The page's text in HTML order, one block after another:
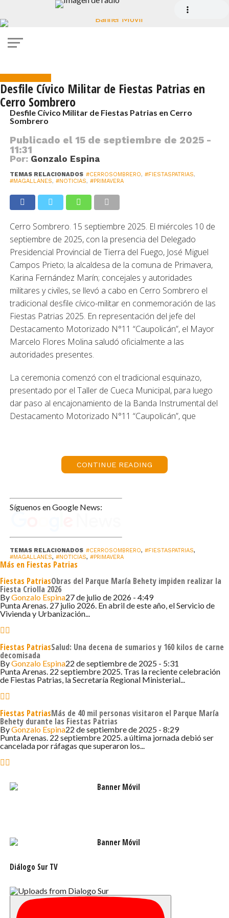
Desfile Cívico Militar de Fiestas Patrias en
Cerro Sombrero
Desfile Cívico Militar de Fiestas Patrias en Cerro
Sombrero
Publicado el 15 de septiembre de 2025 -
11:31
Por: Gonzalo Espina
TEMAS RELACIONADOS #CERROSOMBRERO, #FIESTASPATRIAS,
#MAGALLANES, #NOTICIAS, #PRIMAVERA
Cerro Sombrero. 15 septiembre 2025. El miércoles 10 de
septiembre de 2025, con la presencia del Delegado
Presidencial Provincial de Tierra del Fuego, José Miguel
Campos Prieto; la alcaldesa de la comuna de Primavera,
Karina Fernández Marín; concejales y autoridades
militares y civiles, se llevó a cabo en Cerro Sombrero el
tradicional desfile cívico-militar en conmemoración de las
Fiestas Patrias 2025. En representación del jefe del
Destacamento Motorizado N°11 “Caupolicán”, el Mayor
Marcelo Flores Molina saludó oficialmente a las
autoridades presentes.
La ceremonia comenzó con el tradicional esquinazo,
presentado por el Taller de Cueca Municipal, para luego
dar paso al encajonamiento de la Banda Instrumental del
Destacamento Motorizado N°11 “Caupolicán”, que
Infantil Pastorcitos, la Escuela Cerro Sombrero, la
agrupación folclórica Renacer Campesino, Mutual de
regional “Renacer del Pago” animó a los asistentes al
ritmo de cuecas y chamamé. Los vecinos disfrutaron
además de tradicionales empanadas y anticuchos, en un
ambiente que destacó la tradición, la cultura y el sentido
de comunidad.
La alcaldesa Karina Fernández Marín expresó su orgullo
celebración y destacó la importancia de mantener vivas
nuestras costumbres, cultura y sentido de unidad,
señalando que “estas festividades son una oportunidad
para fortalecer los lazos entre vecinos y transmitir a las
CONTINUE READING
Síguenos en Google News:
TEMAS RELACIONADOS #CERROSOMBRERO, #FIESTASPATRIAS,
#MAGALLANES, #NOTICIAS, #PRIMAVERA
Más en Fiestas Patrias
Fiestas PatriasObras del Parque María Behety impiden realizar la
Fiesta Criolla 2026
ByGonzalo Espina27 de julio de 2026 - 4:49
Punta Arenas. 27 julio 2026. En abril de este año, el Servicio de
Vivienda y Urbanización...
Fiestas PatriasSalud: Una decena de sumarios y 160 kilos de carne
decomisada
ByGonzalo Espina22 de septiembre de 2025 - 5:31
Punta Arenas. 22 septiembre 2025. Tras la reciente celebración
de Fiestas Patrias, la Secretaría Regional Ministerial...
Fiestas PatriasMás de 40 mil personas visitaron el Parque María
Behety durante las Fiestas Patrias
ByGonzalo Espina22 de septiembre de 2025 - 8:29
Punta Arenas. 22 septiembre 2025. a última jornada debió ser
cancelada por ráfagas que superaron los...
Diálogo Sur TV